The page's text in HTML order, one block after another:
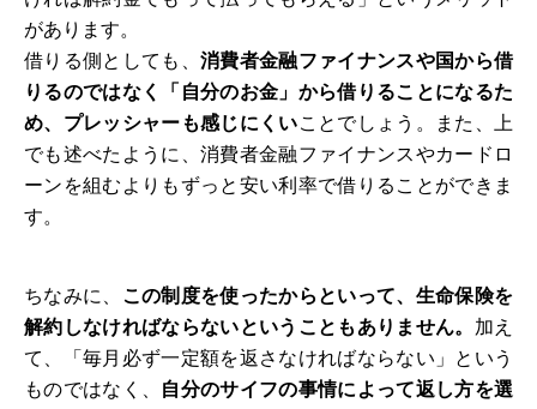
があります。
借りる側としても、 消費者金融ファイナンスや国から借
りるのではなく「自分のお金」から借りることになるた
め、プレッシャーも感じにくいことでしょう。また、上
でも述べたように、消費者金融ファイナンスやカードロ
ーンを組むよりもずっと安い利率で借りることができま
す。
ちなみに、 この制度を使ったからといって、生命保険を
解約しなければならないということもありません。 加え
て、「毎月必ず一定額を返さなければならない」という
ものではなく、 自分のサイフの事情によって返し方を選